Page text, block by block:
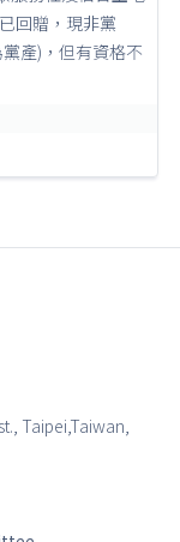
回贈，現非黨
產)，但有資格不
Taipei,Taiwan,